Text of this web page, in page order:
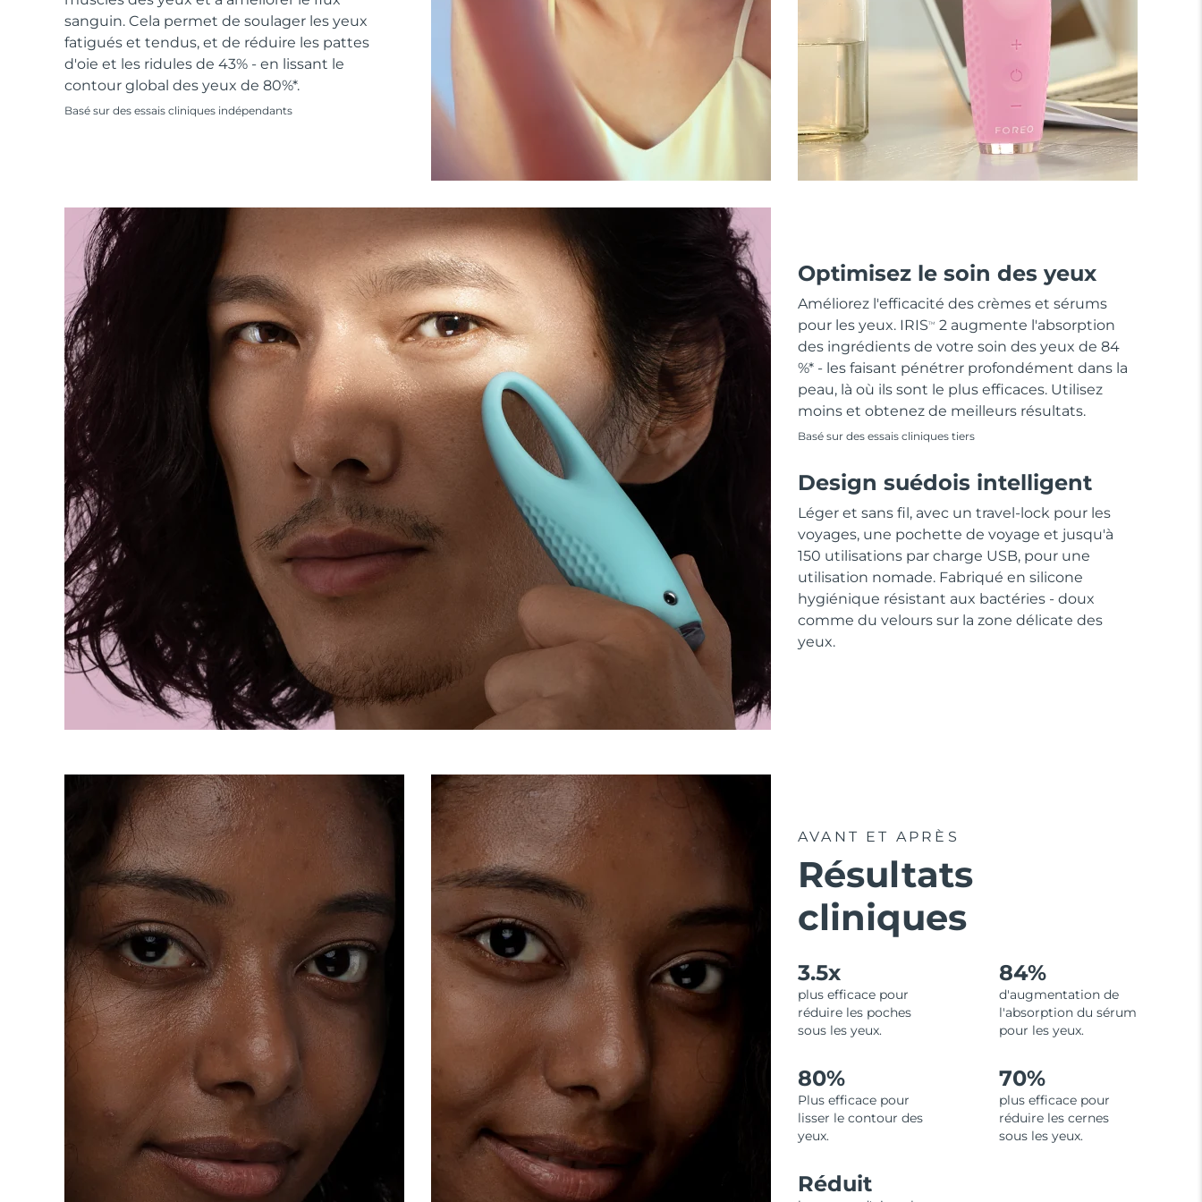
sanguin. Cela permet de soulager les yeux
fatigués et tendus, et de réduire les pattes
d'oie et les ridules de 43% - en lissant le
contour global des yeux de 80%*.
Basé sur des essais cliniques indépendants
Optimisez le soin des yeux
Améliorez l'efficacité des crèmes et sérums
pour les yeux. IRISTM
2 augmente l'absorption
des ingrédients de votre soin des yeux de 84
%* - les faisant pénétrer profondément dans la
peau, là où ils sont le plus efficaces. Utilisez
moins et obtenez de meilleurs résultats.
Basé sur des essais cliniques tiers
Design suédois intelligent
Léger et sans fil, avec un travel-lock pour les
voyages, une pochette de voyage et jusqu'à
150 utilisations par charge USB, pour une
utilisation nomade. Fabriqué en silicone
hygiénique résistant aux bactéries - doux
comme du velours sur la zone délicate des
yeux.
AVANT ET APRÈS
Résultats
cliniques
3.5x
plus efficace pour
réduire les poches
sous les yeux.
84%
d'augmentation de
l'absorption du sérum
pour les yeux.
80%
Plus efficace pour
lisser le contour des
yeux.
70%
plus efficace pour
réduire les cernes
sous les yeux.
Réduit
All acne treatment devices
All revitalizing eye massagers
Soins de la peau KIWI™
Advanced pore care essentials
Serum
For healthy hair
issa™ Teeth Whitening Gel
18% PAP
Cosmétiques
Hommes
FOREO APP
À PROPROS